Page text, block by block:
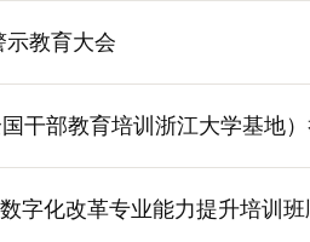
示教育大会
干部教育培训浙江大学基地
字化改革专业能力提升培训班